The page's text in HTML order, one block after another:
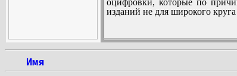
оцифровки, которые по
изданий не для широкого
...
Имя